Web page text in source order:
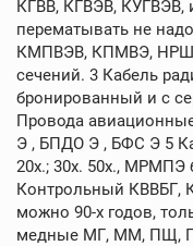
КГВВ, КГВЭВ, КУГВЭВ,
перематывать не
КМПВЭВ, КПМВЭ,
сечений. 3 Кабель
бронированный и с
Провода
Э , БПДО Э , БФС Э 5
20х.; 30х. 50х., МРМПЭ
Контрольный КВВБГ,
можно 90-х годов,
медные МГ, ММ, ПЩ,